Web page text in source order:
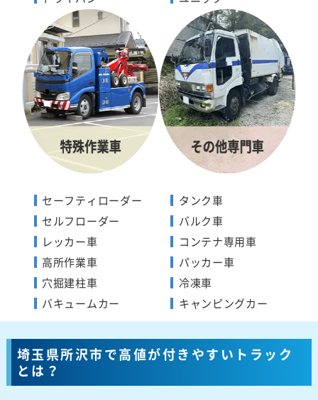
セーフティローダー
セルフローダー
レッカー車
高所作業車
穴掘建柱車
バキュームカー
タンク車
バルク車
コンテナ専用車
パッカー車
冷凍車
キャンピングカー
埼玉県所沢市で高値が付きやすいトラック
とは？